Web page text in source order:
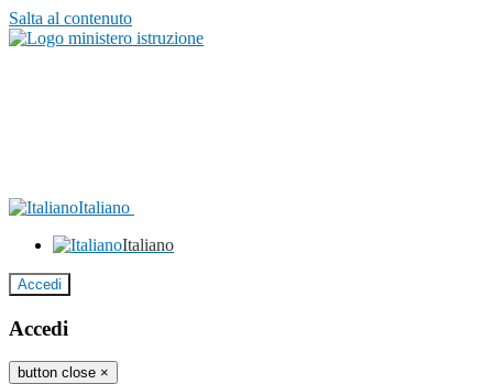
Salta al contenuto
Italiano
Italiano
Accedi
Accedi
button close ×